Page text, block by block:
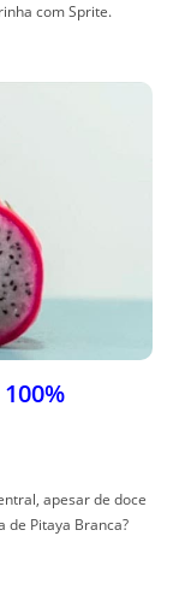
com Sprite.
apesar de doce
de Pitaya Branca?